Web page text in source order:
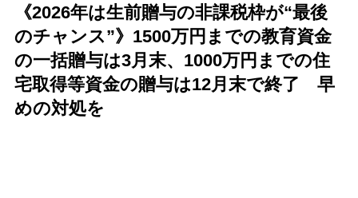
《2026年は生前贈与の非課税枠が“最後
のチャンス”》1500万円までの教育資金
の一括贈与は3月末、1000万円までの住
宅取得等資金の贈与は12月末で終了 早
めの対処を